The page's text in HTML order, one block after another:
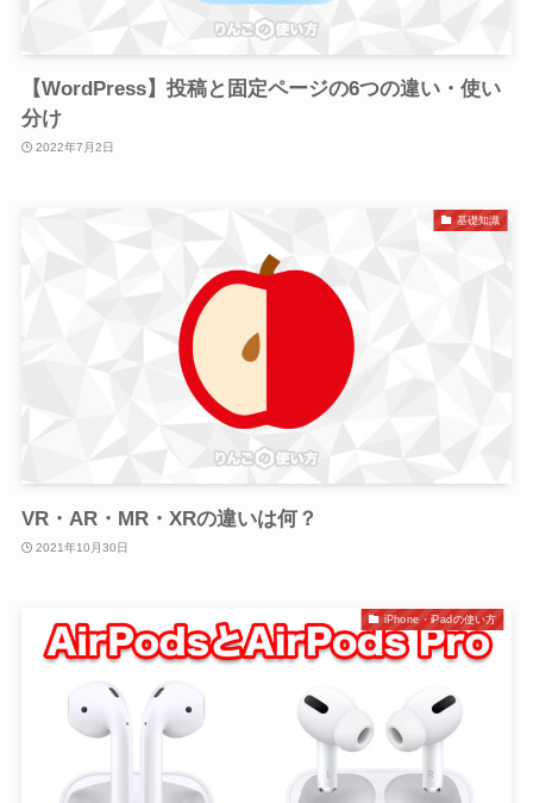
【WordPress】投稿と固定ページの6つの違い・使い
分け
2022年7月2日
基礎知識
VR・AR・MR・XRの違いは何？
2021年10月30日
iPhone・iPadの使い方